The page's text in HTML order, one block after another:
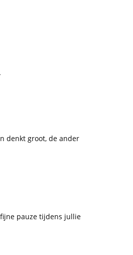
denkt groot, de ander
pauze tijdens jullie